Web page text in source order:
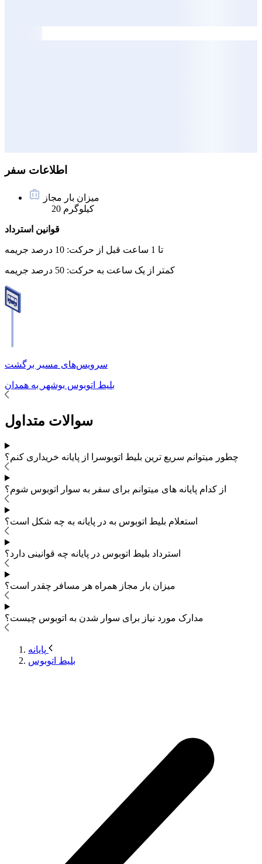
اطلاعات سفر
میزان بار مجاز
20 کیلوگرم
قوانین استرداد
تا 1 ساعت قبل از حرکت: 10 درصد جریمه
کمتر از یک ساعت به حرکت: 50 درصد جریمه
سرویس‌های مسیر برگشت
بلیط اتوبوس بوشهر به همدان
سوالات متداول
چطور میتوانم سریع ترین بلیط اتوبوسرا از پایانه خریداری کنم؟
از کدام پایانه های میتوانم برای سفر به سوار اتوبوس شوم؟
استعلام بلیط اتوبوس به در پایانه به چه شکل است؟
استرداد بلیط اتوبوس در پایانه چه قوانینی دارد؟
میزان بار مجاز همراه هر مسافر چقدر است؟
مدارک مورد نیاز برای سوار شدن به اتوبوس چیست؟
بلیط اتوبوس